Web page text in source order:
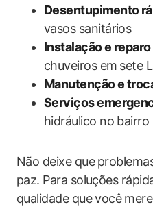
Desentupimento
vasos sanitários
Instalação ‍e reparo
chuveiros em⁣ sete
Manutenção e
Serviços
‍hidráulico‍ no bairro
Não deixe que⁣
paz. Para soluções
qualidade que você